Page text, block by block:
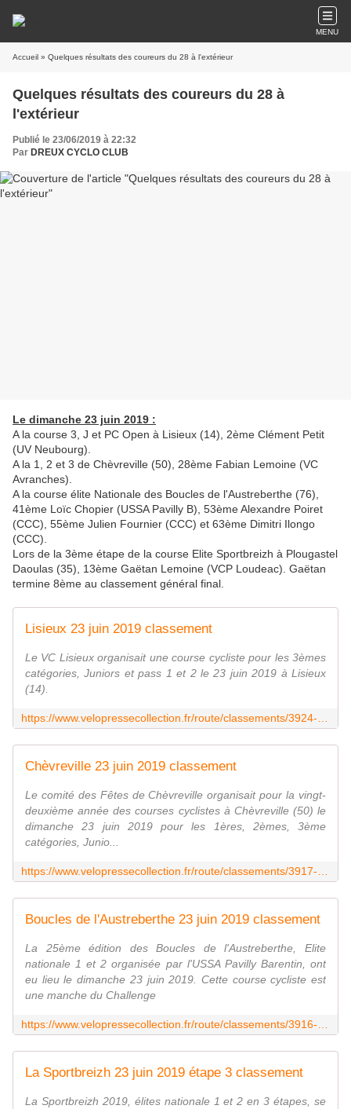
MENU
Accueil » Quelques résultats des coureurs du 28 à l'extérieur
Quelques résultats des coureurs du 28 à
l'extérieur
Publié le 23/06/2019 à 22:32
Par DREUX CYCLO CLUB
Le dimanche 23 juin 2019 :
A la course 3, J et PC Open à Lisieux (14), 2ème Clément Petit
(UV Neubourg).
A la 1, 2 et 3 de Chèvreville (50), 28ème Fabian Lemoine (VC
Avranches).
A la course élite Nationale des Boucles de l'Austreberthe (76),
41ème Loïc Chopier (USSA Pavilly B), 53ème Alexandre Poiret
(CCC), 55ème Julien Fournier (CCC) et 63ème Dimitri Ilongo
(CCC).
Lors de la 3ème étape de la course Elite Sportbreizh à Plougastel
Daoulas (35), 13ème Gaëtan Lemoine (VCP Loudeac). Gaëtan
termine 8ème au classement général final.
Lisieux 23 juin 2019 classement
Le VC Lisieux organisait une course cycliste pour les 3èmes
catégories, Juniors et pass 1 et 2 le 23 juin 2019 à Lisieux
(14).
Chèvreville 23 juin 2019 classement
Le comité des Fêtes de Chèvreville organisait pour la vingt-
deuxième année des courses cyclistes à Chèvreville (50) le
dimanche 23 juin 2019 pour les 1ères, 2èmes, 3ème
catégories, Junio...
Boucles de l'Austreberthe 23 juin 2019 classement
La 25ème édition des Boucles de l'Austreberthe, Elite
nationale 1 et 2 organisée par l'USSA Pavilly Barentin, ont
eu lieu le dimanche 23 juin 2019. Cette course cycliste est
une manche du Challenge
La Sportbreizh 23 juin 2019 étape 3 classement
La Sportbreizh 2019, élites nationale 1 et 2 en 3 étapes, se